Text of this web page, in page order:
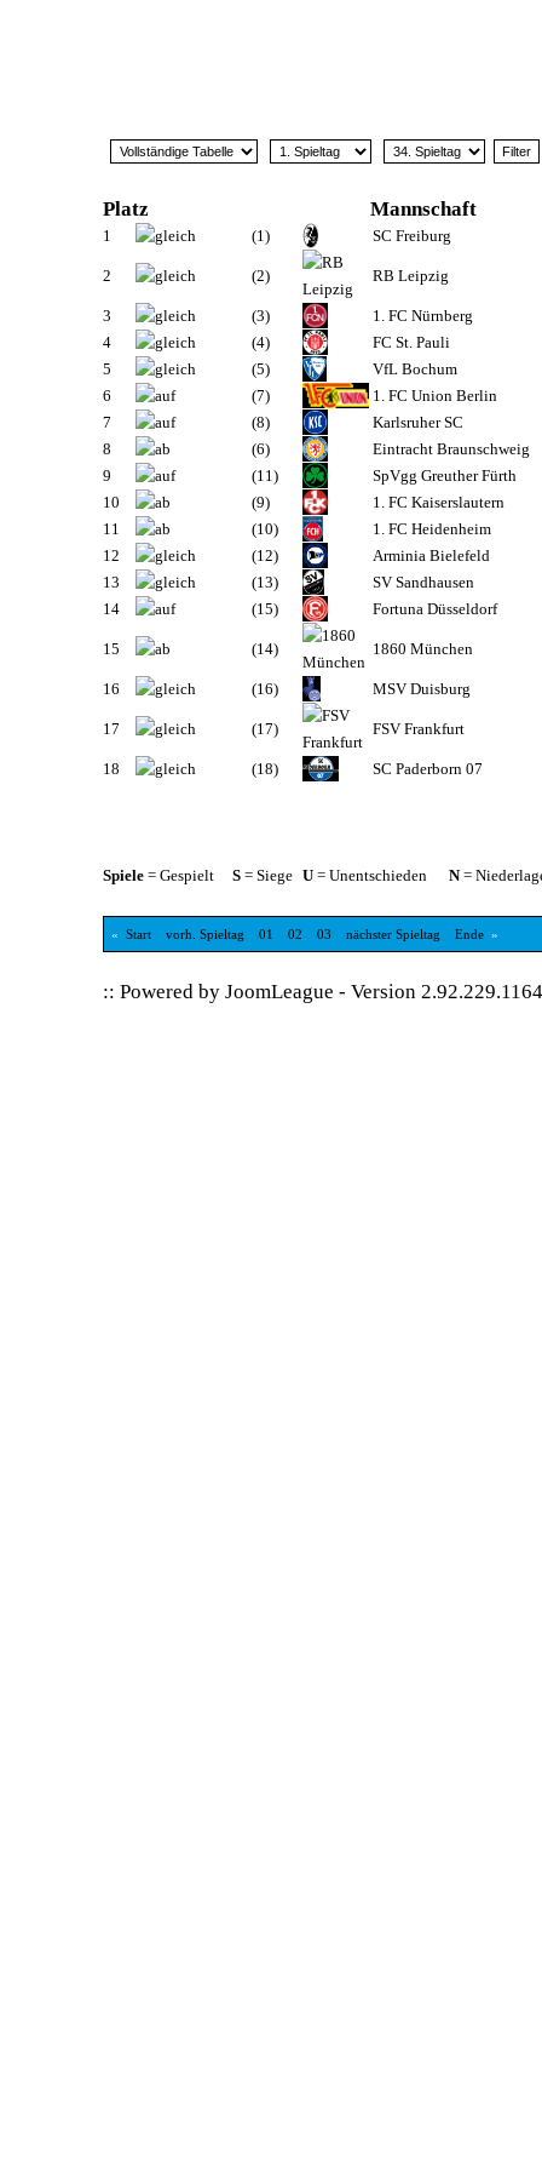
Platz Mannschaft
1 (1) SC Freiburg
2 (2) RB Leipzig
3 (3)
1. FC Nürnberg
4
(4)
FC St. Pauli
5
(5)
VfL Bochum
6
(7)
1. FC Union Berlin
7
(8)
Karlsruher SC
8
(6)
Eintracht Braunschweig
9
(11)
SpVgg Greuther Fürth
10
(9)
1. FC Kaiserslautern
11
(10)
1. FC Heidenheim
12
(12)
Arminia Bielefeld
13
(13)
SV Sandhausen
14
(15) Fortuna Düsseldorf
15 (14) 1860 München
16 (16) MSV Duisburg
17 (17) FSV Frankfurt
18 (18) SC Paderborn 07
Spiele = Gespielt S = Siege U = Unentschieden N=
«Start vorh. Spieltag 01 02 03 nächster Spieltag Ende »
:: Powered byJoomLeague -Version